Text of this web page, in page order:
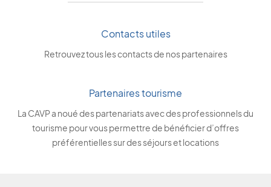
Contacts utiles
Retrouvez tous les contacts de nos partenaires
Partenaires tourisme
La CAVP a noué des partenariats avec des professionnels du
tourisme pour vous permettre de bénéficier d’offres
préférentielles sur des séjours et locations